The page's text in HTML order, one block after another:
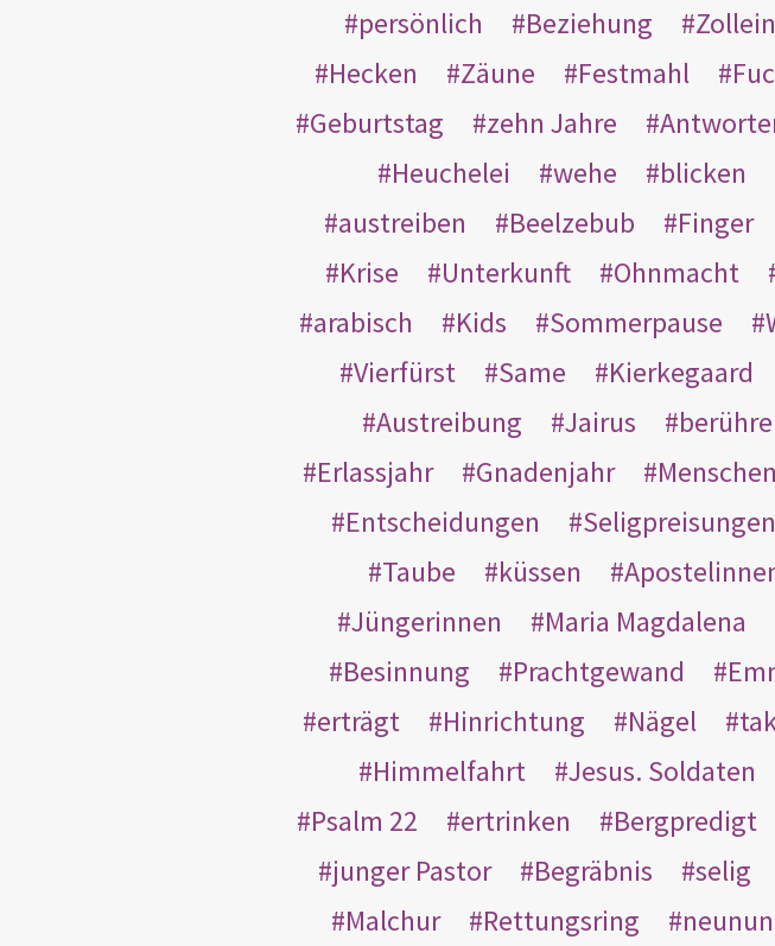
persönlich
Beziehung
Hecken
Zäune Festmahl
Geburtstag
zehn Jahre
Heuchelei
wehe blicken
austreiben
Beelzebub Finger
Krise
Unterkunft Ohnmacht
arabisch
Kids Sommerpause
Vierfürst
Same Kierkegaard
Austreibung
Jairus
Erlassjahr
Gnadenjahr
Entscheidungen
Seligpreisungen
Taube
küssen
Jüngerinnen
Maria Magdalena
Besinnung
Prachtgewand
erträgt
Hinrichtung Nägel
Himmelfahrt
Jesus. Soldaten
Psalm 22
ertrinken Bergpredigt
junger Pastor
Begräbnis selig
Malchur
Rettungsring